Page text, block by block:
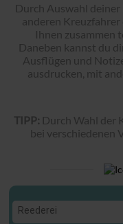
Durch Auswahl
anderen
Ihnen zusammen
Daneben kannst du
Ausflügen und
ausdrucken, mit
TIPP: Durch Wahl der
bei verschiedenen
Reederei
Reederei